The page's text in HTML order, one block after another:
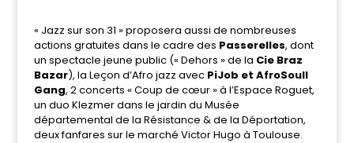
« Jazz sur son 31 » proposera aussi de nombreuses
actions gratuites dans le cadre des Passerelles, dont
un spectacle jeune public (« Dehors » de la Cie Braz
Bazar), la Leçon d’Afro jazz avec PiJob et AfroSoull
Gang, 2 concerts « Coup de cœur » à l’Espace Roguet,
un duo Klezmer dans le jardin du Musée
départemental de la Résistance & de la Déportation,
deux fanfares sur le marché Victor Hugo à Toulouse.